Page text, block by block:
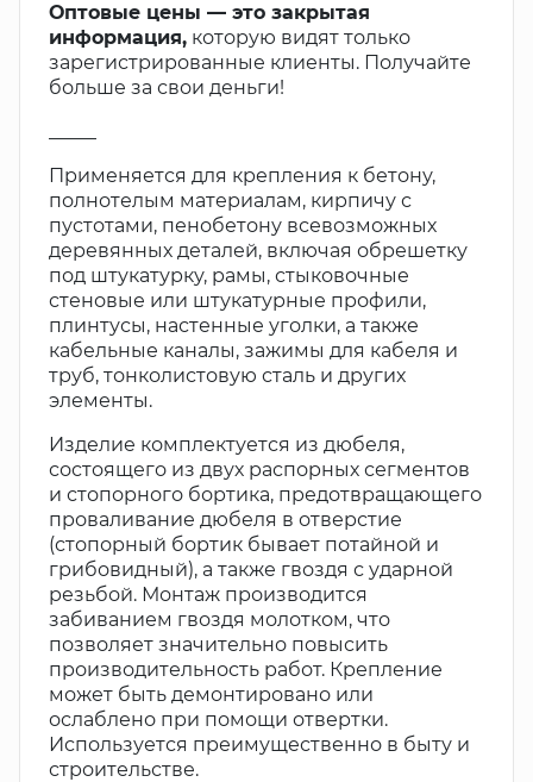
Оптовые цены — это закрытая
информация, которую видят только
зарегистрированные клиенты. Получайте
больше за свои деньги!
Применяется для крепления к бетону,
полнотелым материалам, кирпичу с
пустотами, пенобетону всевозможных
деревянных деталей, включая обрешетку
под штукатурку, рамы, стыковочные
стеновые или штукатурные профили,
плинтусы, настенные уголки, а также
кабельные каналы, зажимы для кабеля и
труб, тонколистовую сталь и других
элементы.
Изделие комплектуется из дюбеля,
состоящего из двух распорных сегментов
и стопорного бортика, предотвращающего
проваливание дюбеля в отверстие
(стопорный бортик бывает потайной и
грибовидный), а также гвоздя с ударной
резьбой. Монтаж производится
забиванием гвоздя молотком, что
позволяет значительно повысить
производительность работ. Крепление
может быть демонтировано или
ослаблено при помощи отвертки.
Используется преимущественно в быту и
строительстве.